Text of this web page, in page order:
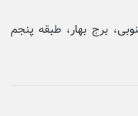
برج بهار، طبقه پنجم